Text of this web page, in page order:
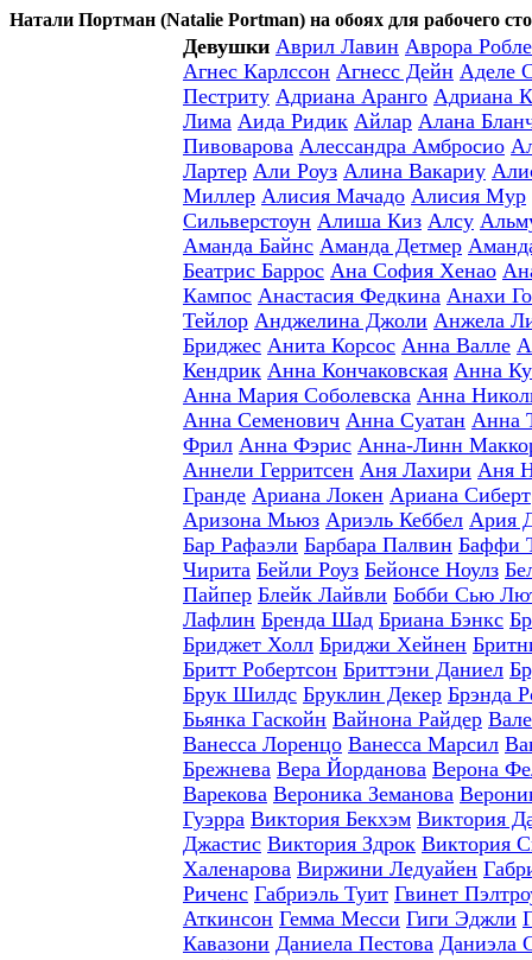
Натали Портман (Natalie Portman) на обоях для рабочего
Девушки Аврил Лавин Аврора
Агнес Карлссон Агнесс Дейн Аделе
Пестриту Адриана Аранго Адриана
Лима Аида Ридик Айлар Алана
Пивоварова Алессандра Амбросио
Лартер Али Роуз Алина Вакариу
Миллер Алисия Мачадо Алисия Мур
Сильверстоун Алиша Киз Алсу
Аманда Байнс Аманда Детмер
Беатрис Баррос Ана София Хенао
Кампос Анастасия Федкина Анахи
Тейлор Анджелина Джоли Анжела
Бриджес Анита Корсос Анна Валле
Кендрик Анна Кончаковская Анна
Анна Мария Соболевска Анна
Анна Семенович Анна Суатан Анна
Фрил Анна Фэрис Анна-Линн
Аннели Герритсен Аня Лахири Аня
Гранде Ариана Локен Ариана Сиберт
Аризона Мьюз Ариэль Кеббел Ария
Бар Рафаэли Барбара Палвин Баффи
Чирита Бейли Роуз Бейонсе Ноулз
Пайпер Блейк Лайвли Бобби Сью
Лафлин Бренда Шад Бриана Бэнкс
Бриджет Холл Бриджи Хейнен
Бритт Робертсон Бриттэни Даниел
Брук Шилдс Бруклин Декер Брэнда
Бьянка Гаскойн Вайнона Райдер
Ванесса Лоренцо Ванесса Марсил
Брежнева Вера Йорданова Верона
Варекова Вероника Земанова
Гуэрра Виктория Бекхэм Виктория
Джастис Виктория Здрок Виктория
Халенарова Виржини Ледуайен
Риченс Габриэль Туит Гвинет
Аткинсон Гемма Месси Гиги Эджли
Кавазони Даниела Пестова Даниэла